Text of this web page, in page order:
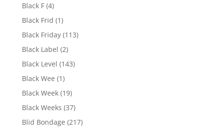
Black F (4)
Black Frid (1)
Black Friday (113)
Black Label (2)
Black Level (143)
Black Wee (1)
Black Week (19)
Black Weeks (37)
Blid Bondage (217)